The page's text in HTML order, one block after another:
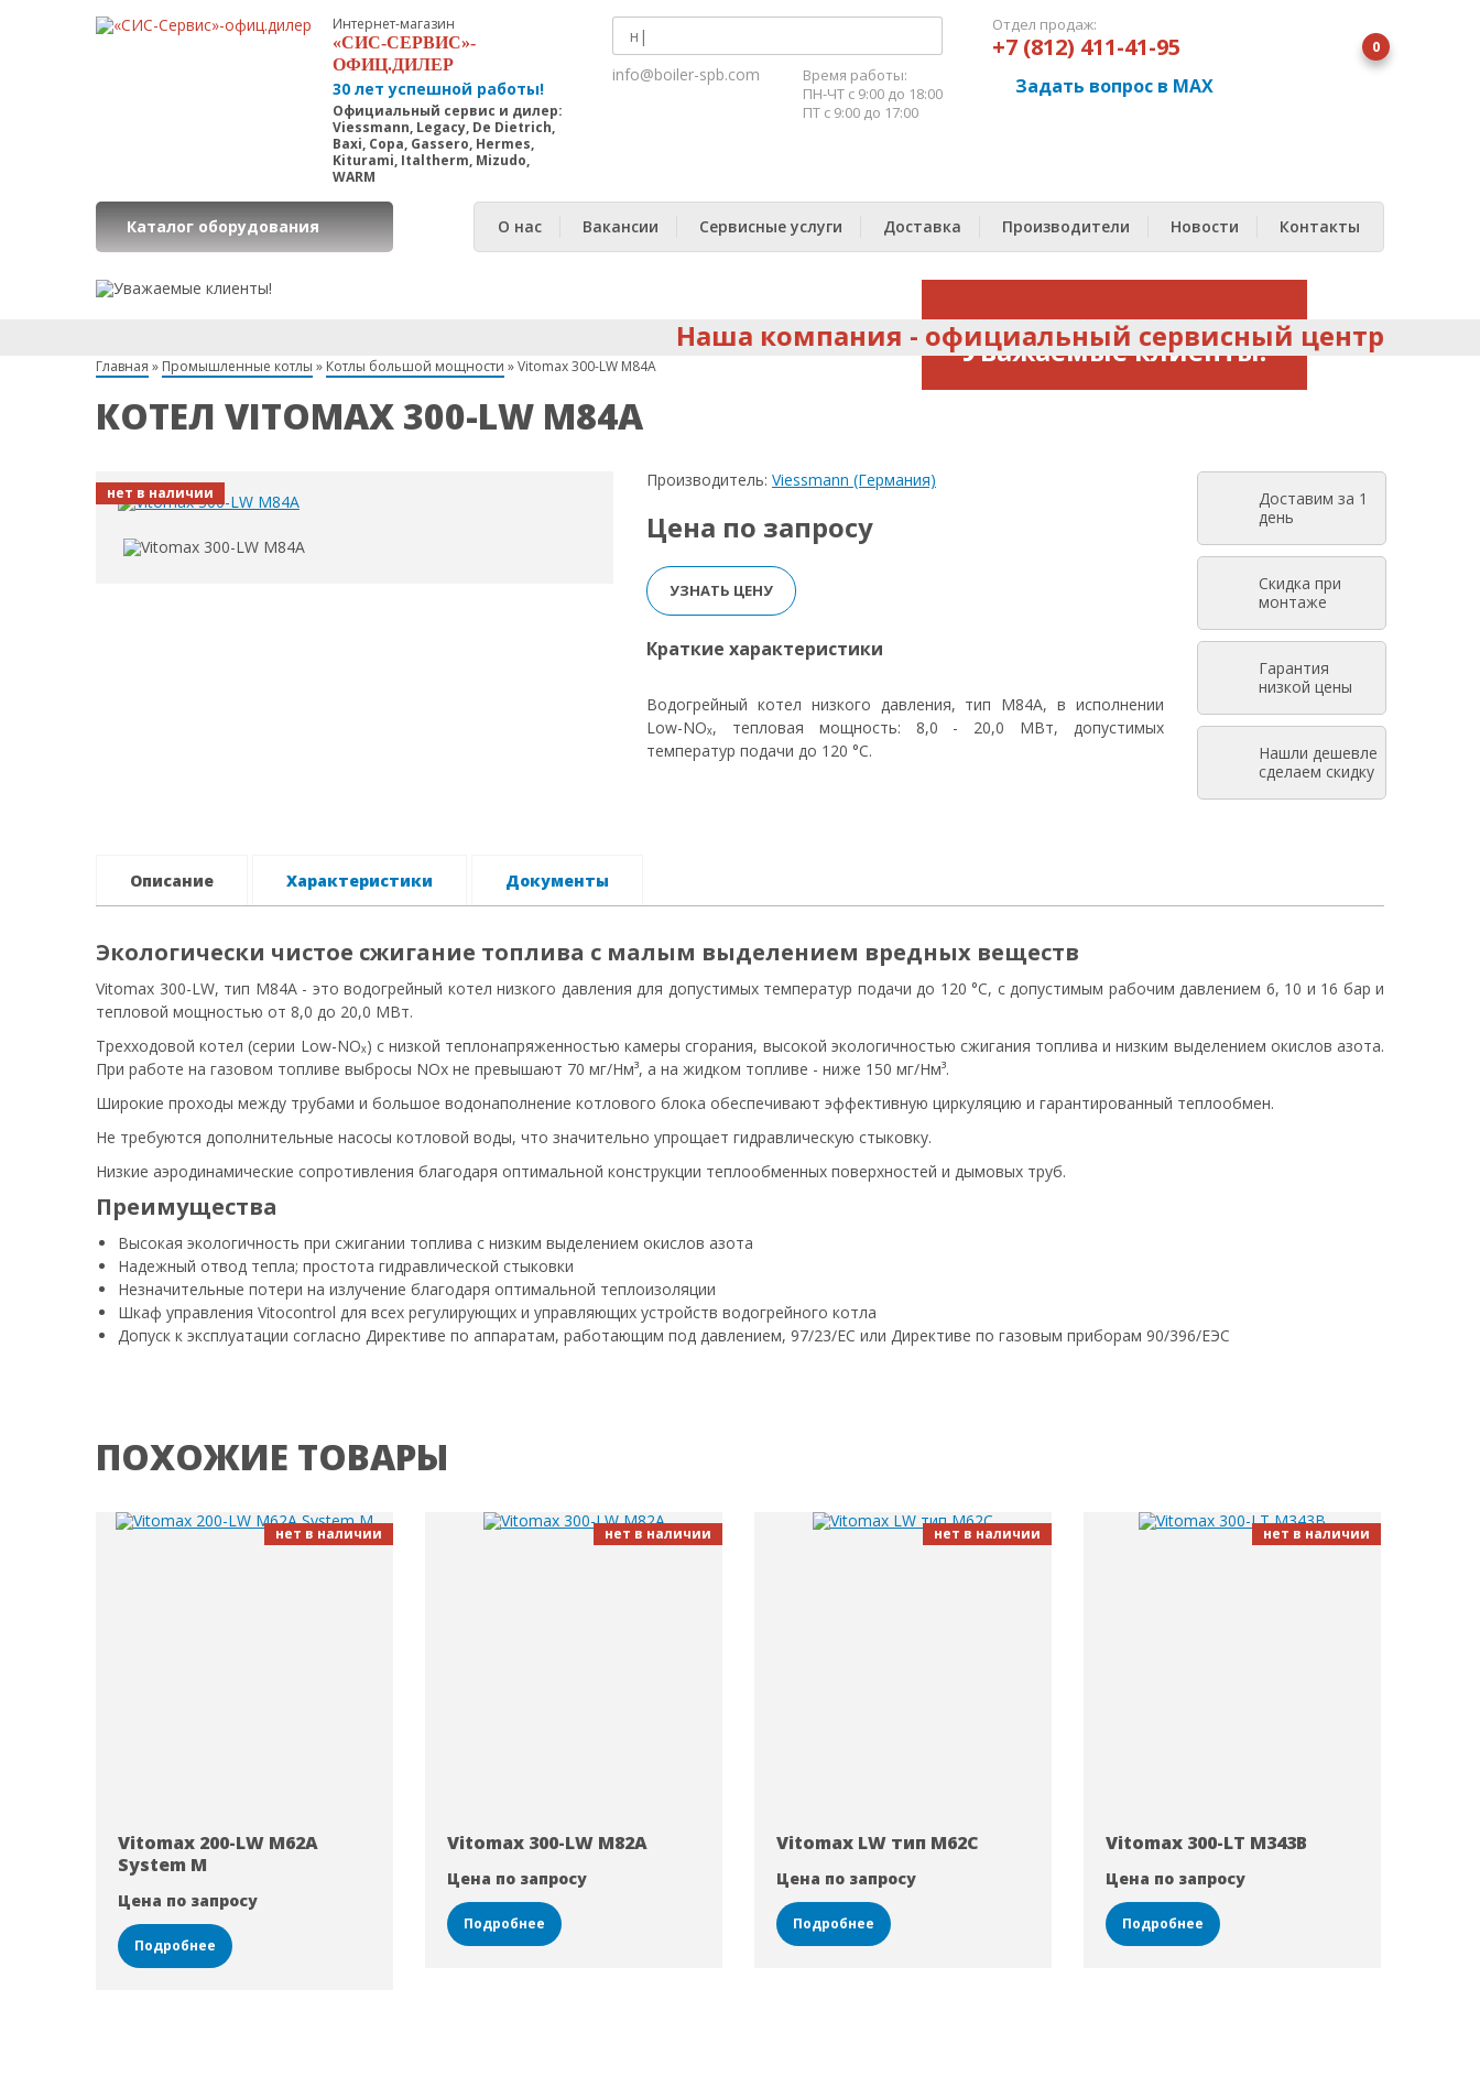
Интернет-магазин
«СИС-СЕРВИС»-
ОФИЦ.ДИЛЕР
30 лет успешной работы!
Официальный сервис и дилер:
Viessmann, Legacy, De Dietrich,
Baxi, Copa, Gassero, Hermes,
Kiturami, Italtherm, Mizudo,
WARM
0
Отдел продаж:
+7 (812) 411-41-95
Задать вопрос в MAX
info@boiler-spb.com
Время работы:
ПН-ЧТ с 9:00 до 18:00
ПТ с 9:00 до 17:00
О нас Вакансии Сервисные услуги Доставка Производители Новости Контакты
Каталог оборудования
Уважаемые клиенты!
наших менеджеров
Наша компания - официальный сервисный центр
Главная » Промышленные котлы » Котлы большой мощности »Vitomax 300-LW M84A
КОТЕЛ VITOMAX 300-LW M84A
нет в наличии
Производитель: Viessmann (Германия)
Цена по запросу
УЗНАТЬ ЦЕНУ
Краткие характеристики
Водогрейный котел низкого давления, тип M84A, в исполнении
Low-NOₓ, тепловая мощность: 8,0 - 20,0 МВт, допустимых
температур подачи до 120 °C.
Доставим за 1
день
Скидка при
монтаже
Гарантия
низкой цены
Нашли дешевле
сделаем скидку
Описание Характеристики Документы
Экологически чистое сжигание топлива с малым выделением вредных веществ
Vitomax 300-LW, тип M84A - это водогрейный котел низкого давления для допустимых температур подачи до 120 °C, с допустимым рабочим давлением 6, 10 и 16 бар и
тепловой мощностью от 8,0 до 20,0 МВт.
Трехходовой котел (серии Low-NOₓ) с низкой теплонапряженностью камеры сгорания, высокой экологичностью сжигания топлива и низким выделением окислов азота.
При работе на газовом топливе выбросы NOx не превышают 70 мг/Нм³, а на жидком топливе - ниже 150 мг/Нм³.
Широкие проходы между трубами и большое водонаполнение котлового блока обеспечивают эффективную циркуляцию и гарантированный теплообмен.
Не требуются дополнительные насосы котловой воды, что значительно упрощает гидравлическую стыковку.
Низкие аэродинамические сопротивления благодаря оптимальной конструкции теплообменных поверхностей и дымовых труб.
Преимущества
Высокая экологичность при сжигании топлива с низким выделением окислов азота
Надежный отвод тепла; простота гидравлической стыковки
Незначительные потери на излучение благодаря оптимальной теплоизоляции
Шкаф управления Vitocontrol для всех регулирующих и управляющих устройств водогрейного котла
Допуск к эксплуатации согласно Директиве по аппаратам, работающим под давлением, 97/23/EС или Директиве по газовым приборам 90/396/ЕЭС
ПОХОЖИЕ ТОВАРЫ
нет в наличии
Vitomax 200-LW M62A
System M
Цена по запросу
Подробнее
нет в наличии
Vitomax 300-LW M82A
Цена по запросу
Подробнее
нет в наличии
Vitomax LW тип M62C
Цена по запросу
Подробнее
нет в наличии
Vitomax 300-LT M343B
Цена по запросу
Подробнее